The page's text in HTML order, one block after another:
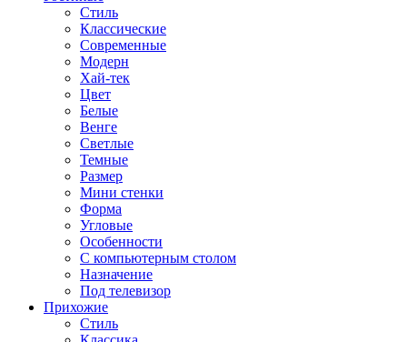
Стиль
Классические
Современные
Модерн
Хай-тек
Цвет
Белые
Венге
Светлые
Темные
Размер
Мини стенки
Форма
Угловые
Особенности
С компьютерным столом
Назначение
Под телевизор
Прихожие
Стиль